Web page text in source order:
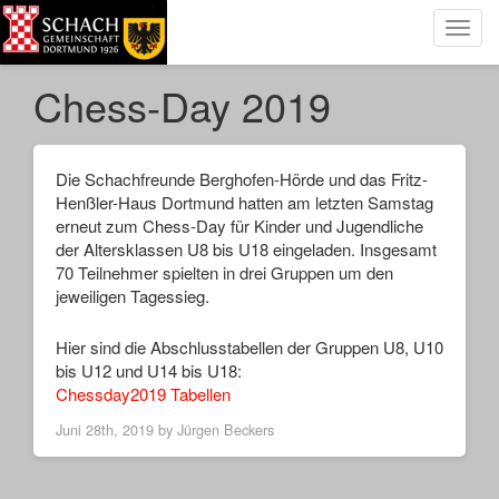
Chess-Day 2019
Die Schachfreunde Berghofen-Hörde und das Fritz-
Henßler-Haus Dortmund hatten am letzten Samstag
erneut zum Chess-Day für Kinder und Jugendliche
der Altersklassen U8 bis U18 eingeladen. Insgesamt
70 Teilnehmer spielten in drei Gruppen um den
jeweiligen Tagessieg.
Hier sind die Abschlusstabellen der Gruppen U8, U10
bis U12 und U14 bis U18:
Chessday2019 Tabellen
Juni 28th, 2019 by Jürgen Beckers